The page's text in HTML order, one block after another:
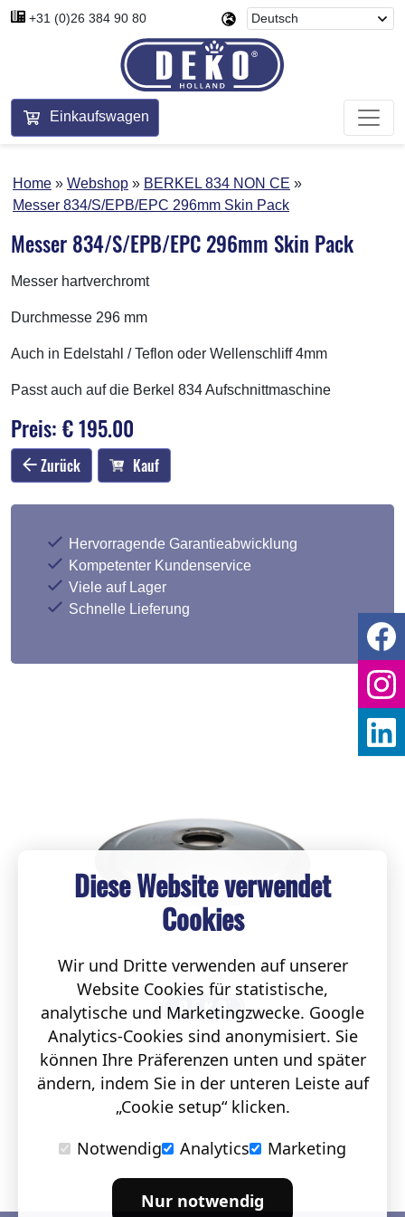
+31 (0)26 384 90 80
Einkaufswagen
Home Webshop
BERKEL 834 NON CE
Messer 834/S/EPB/EPC 296mm Skin Pack
Messer 834/S/EPB/EPC 296mm Skin Pack
Messer hartverchromt
Durchmesse 296 mm
Auch in Edelstahl / Teflon oder Wellenschliff 4mm
Passt auch auf die Berkel 834 Aufschnittmaschine
Preis: € 195.00
Zurück Kauf
Hervorragende Garantieabwicklung
Kompetenter Kundenservice
Viele auf Lager
Schnelle Lieferung
Diese Website verwendet
Cookies
Wir und Dritte verwenden auf unserer
Website Cookies für statistische,
analytische und Marketingzwecke. Google
Analytics-Cookies sind anonymisiert. Sie
können Ihre Präferenzen unten und später
ändern, indem Sie in der unteren Leiste auf
„Cookie setup“ klicken.
Notwendig
Analytics Marketing
Nur notwendig